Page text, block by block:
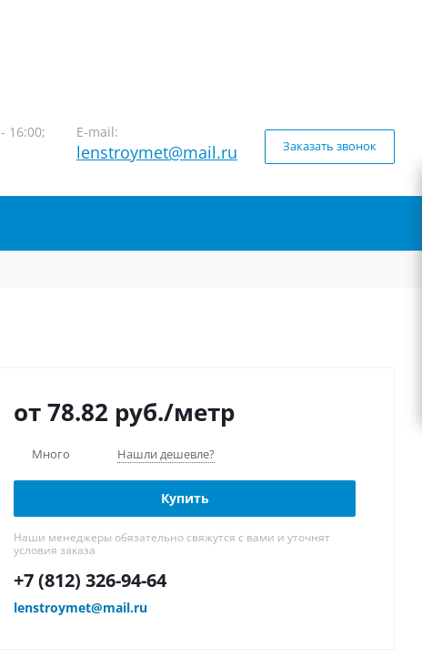
16:00; E-mail:
lenstroymet@mail.ru Заказать звонок
от 78.82 руб./метр
Много Нашли дешевле?
Купить
Наши менеджеры обязательно свяжутся с вами и уточнят
условия заказа
+7 (812) 326-94-64
lenstroymet@mail.ru